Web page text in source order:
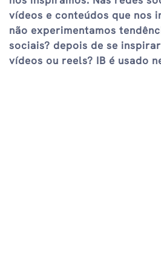
vídeos e conteúdos que nos
não experimentamos
sociais? depois de se
vídeos ou reels? IB é usado